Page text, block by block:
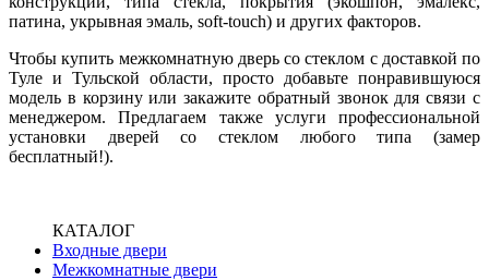
патина, укрывная эмаль, soft-touch) и других факторов.
Чтобы купить межкомнатную дверь со стеклом с доставкой по
Туле и Тульской области, просто добавьте понравившуюся
модель в корзину или закажите обратный звонок для связи с
менеджером. Предлагаем также услуги профессиональной
установки дверей со стеклом любого типа (замер
бесплатный!).
КАТАЛОГ
Входные двери
Межкомнатные двери